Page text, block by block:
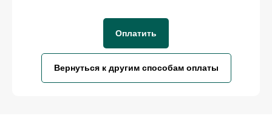
Оплатить
Вернуться к другим способам оплаты